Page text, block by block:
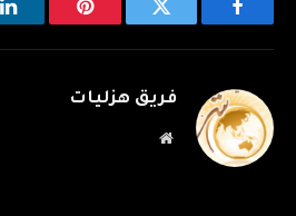
فيسبوك تويتر بينتيريست
فريق هزليات
موقع